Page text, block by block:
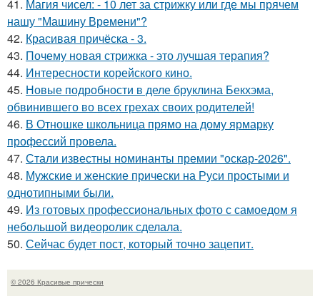
41. Магия чисел: - 10 лет за стрижку или где мы прячем
нашу "Машину Времени"?
42. Красивая причёска - 3.
43. Почему новая стрижка - это лучшая терапия?
44. Интересности корейского кино.
45. Новые подробности в деле бруклина Бекхэма,
обвинившего во всех грехах своих родителей!
46. В Отношке школьница прямо на дому ярмарку
профессий провела.
47. Стали известны номинанты премии "оскар-2026".
48. Мужские и женские прически на Руси простыми и
однотипными были.
49. Из готовых профессиональных фото с самоедом я
небольшой видеоролик сделала.
50. Сейчас будет пост, который точно зацепит.
© 2026 Красивые прически